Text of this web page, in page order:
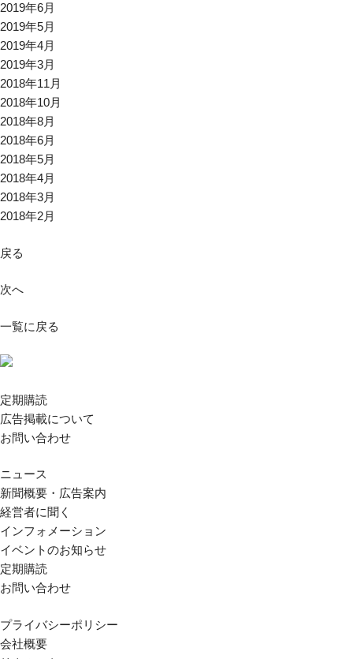
2019年6月
2019年5月
2019年4月
2019年3月
2018年11月
2018年10月
2018年8月
2018年6月
2018年5月
2018年4月
2018年3月
2018年2月
戻る
次へ
一覧に戻る
定期購読
広告掲載について
お問い合わせ
ニュース
新聞概要・広告案内
経営者に聞く
インフォメーション
イベントのお知らせ
定期購読
お問い合わせ
プライバシーポリシー
会社概要